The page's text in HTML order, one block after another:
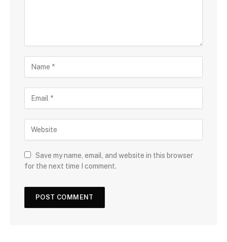
Save my name, email, and website in this browser
for the next time I comment.